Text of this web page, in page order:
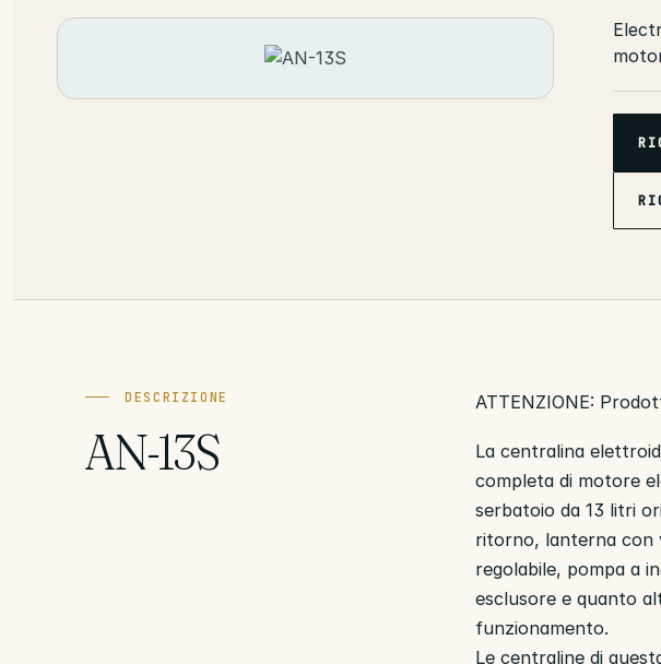
DESCRIZIONE
AN-13S
ATTENZIONE:
La centralina
completa di motore
serbatoio da 13 litri
ritorno, lanterna con
regolabile, pompa a
esclusore e quanto
funzionamento.
Le centraline di